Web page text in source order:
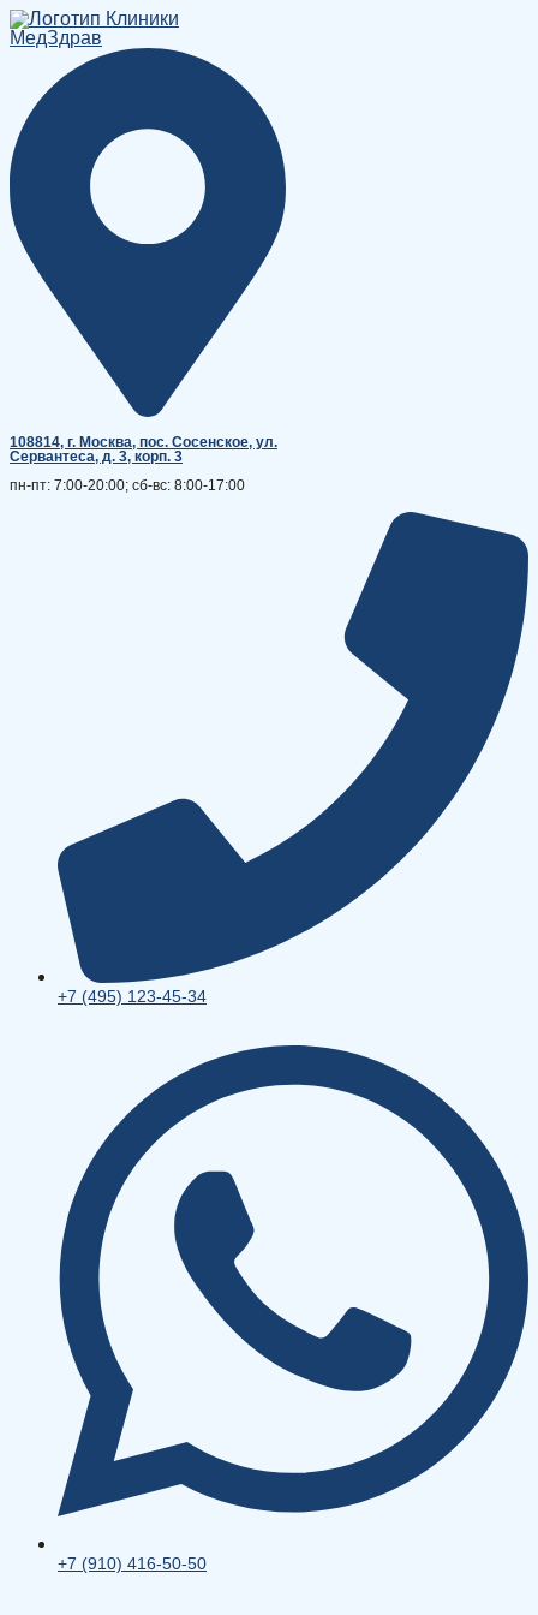
Перейти
к
содержимому
108814, г. Москва, поc. Сосенское, ул.
Сервантеса, д. 3, корп. 3
пн-пт: 7:00-20:00; сб-вс: 8:00-17:00
+7 (495) 123-45-34
+7 (910) 416-50-50